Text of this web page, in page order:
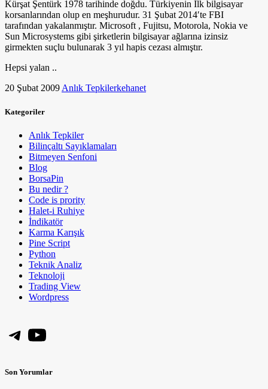
Kürşat Şentürk 1978 tarihinde doğdu. Türkiyenin İlk bilgisayar
korsanlarından olup en meşhurudur. 31 Şubat 2014′te FBI
tarafından yakalanmıştır. Microsoft , Fujitsu, Motorola, Nokia ve
Sun Microsystems gibi şirketlerin bilgisayar ağlarına izinsiz
girmekten suçlu bulunarak 3 yıl hapis cezası almıştır.
Hepsi yalan ..
20 Şubat 2009Anlık Tepkilerkehanet
Kategoriler
Anlık Tepkiler
Bilinçaltı Sayıklamaları
Bitmeyen Senfoni
Blog
BorsaPin
Bu nedir ?
Code is prority
Halet-i Ruhiye
İndikatör
Karma Karışık
Pine Script
Python
Teknik Analiz
Teknoloji
Trading View
Wordpress
Telegram
YouTube
Son Yorumlar